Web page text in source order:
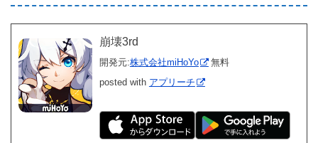
崩壊3rd
開発元:株式会社miHoYo
無料
posted with アプリーチ